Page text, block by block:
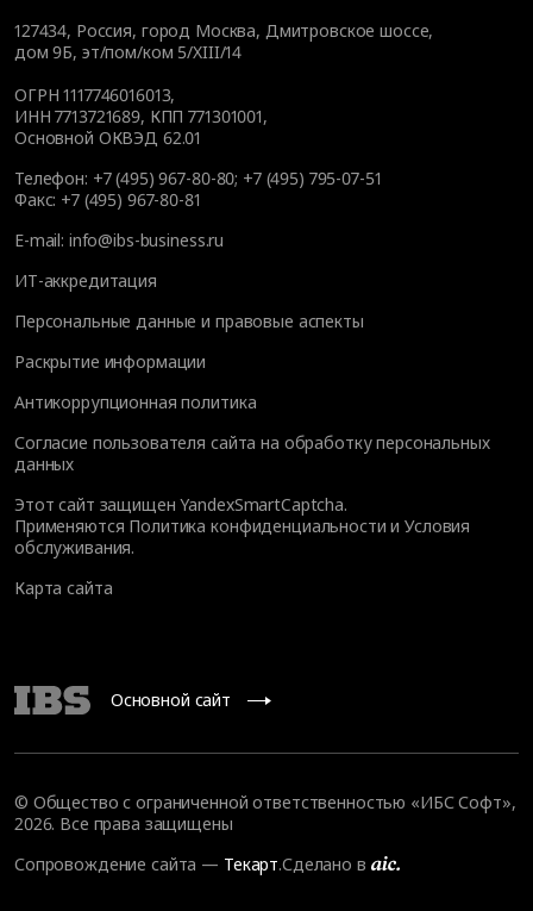
127434, Россия, город Москва, Дмитровское шоссе,
дом 9Б, эт/пом/ком 5/XIII/14
ОГРН 1117746016013,
ИНН 7713721689, КПП 771301001,
Основной ОКВЭД 62.01
Телефон: +7 (495) 967-80-80; +7 (495) 795-07-51
Факс: +7 (495) 967-80-81
E-mail: info@ibs-business.ru
ИТ-аккредитация
Персональные данные и правовые аспекты
Раскрытие информации
Антикоррупционная политика
Согласие пользователя сайта на обработку персональных
данных
Этот сайт защищен YandexSmartCaptcha.
Применяются Политика конфиденциальности иУсловия
обслуживания.
Карта сайта
Основной сайт
© Общество с ограниченной ответственностью «ИБС Софт»,
2026. Все права защищены
Сопровождение сайта — Текарт.Сделано в